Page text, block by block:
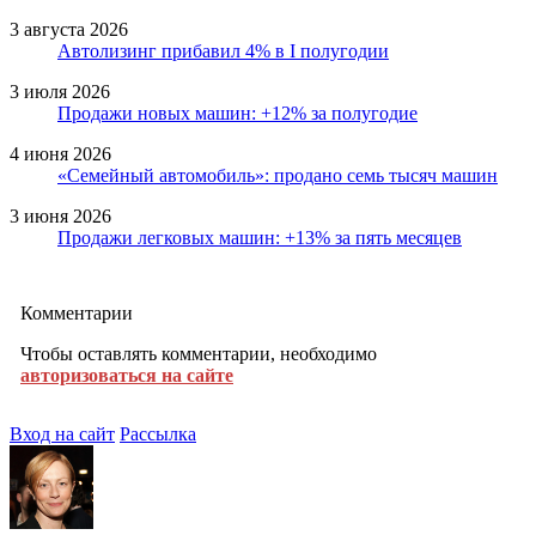
3 августа 2026
Автолизинг прибавил 4% в I полугодии
3 июля 2026
Продажи новых машин: +12% за полугодие
4 июня 2026
«Семейный автомобиль»: продано семь тысяч машин
3 июня 2026
Продажи легковых машин: +13% за пять месяцев
Комментарии
Чтобы оставлять комментарии, необходимо
авторизоваться на сайте
Вход на сайт Рассылка